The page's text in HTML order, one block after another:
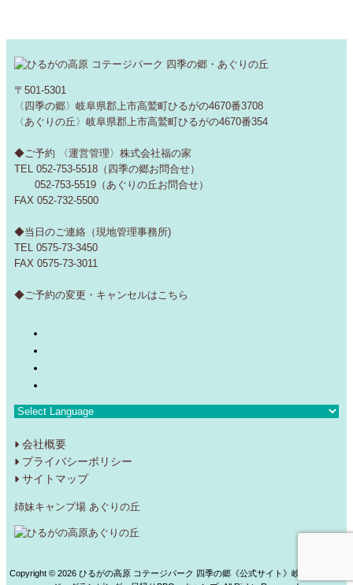
〒501-5301
〈四季の郷〉岐阜県郡上市高鷲町ひるがの4670番3708
〈あぐりの丘〉岐阜県郡上市高鷲町ひるがの4670番354
◆ご予約 〈運営管理〉株式会社福の家
TEL 052-753-5518（四季の郷お問合せ）
052-753-5519（あぐりの丘お問合せ）
FAX 052-732-5500
◆当日のご連絡（現地管理事務所)
TEL 0575-73-3450
FAX 0575-73-3011
◆ご予約の変更・キャンセルは こちら
会社概要
プライバシーポリシー
サイトマップ
姉妹キャンプ場 あぐりの丘
Copyright © 2026 ひるがの高原 コテージパーク 四季の郷《公式サイト》岐阜 コテー